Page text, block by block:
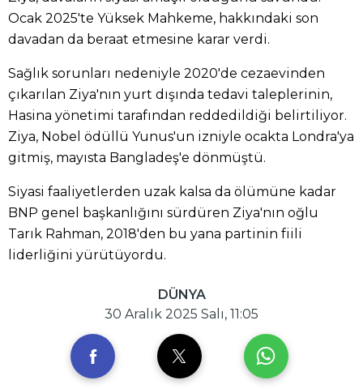
Ocak 2025'te Yüksek Mahkeme, hakkındaki son
davadan da beraat etmesine karar verdi.
Sağlık sorunları nedeniyle 2020'de cezaevinden
çıkarılan Ziya'nın yurt dışında tedavi taleplerinin,
Hasina yönetimi tarafından reddedildiği belirtiliyor.
Ziya, Nobel ödüllü Yunus'un izniyle ocakta Londra'ya
gitmiş, mayısta Bangladeş'e dönmüştü.
Siyasi faaliyetlerden uzak kalsa da ölümüne kadar
BNP genel başkanlığını sürdüren Ziya'nın oğlu
Tarık Rahman, 2018'den bu yana partinin fiili
liderliğini yürütüyordu.
DÜNYA
30 Aralık 2025 Salı, 11:05